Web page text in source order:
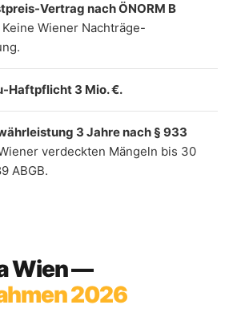
Vertrag nach ÖNORM B
Keine Wiener Nachträge-
Haftpflicht 3 Mio. €.
3 Jahre nach § 933
verdeckten Mängeln bis 30
ABGB.
Wien —
2026